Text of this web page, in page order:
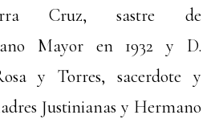
Cruz, sastre de
Mayor en 1932 y D.
y Torres, sacerdote y
Justinianas y Hermano